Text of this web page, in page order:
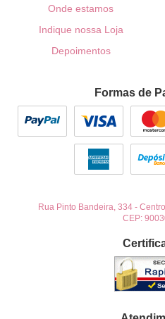
Onde estamos
Indique nossa Loja
Depoimentos
Formas de
Rua Pinto Bandeira, 334-
CEP: